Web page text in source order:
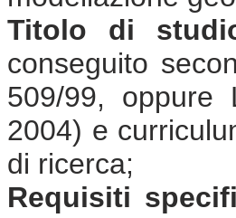
Titolo di
conseguito
509/99, oppure
2004) e
di ricerca;
Requisiti